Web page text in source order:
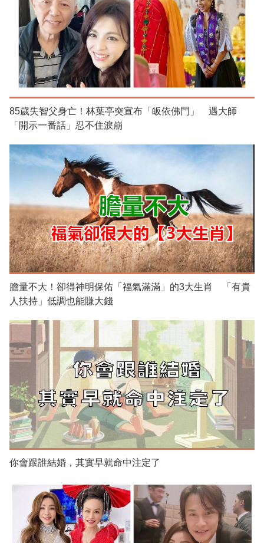
85歲失智父身亡！林葉亭突宣布「皈依佛門」 遇大師
「開示一番話」忍不住淚崩
膽量不大！卻得神明保佑「福氣滿滿」的3大生肖 「有貴
人扶持」低調也能賺大錢
你會跟誰結婚，其實早就命中注定了